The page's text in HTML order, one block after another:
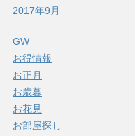
2017年9月
GW
お得情報
お正月
お歳暮
お花見
お部屋探し